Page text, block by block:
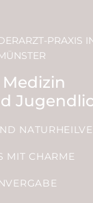
PRAXIS
MIT CHARME